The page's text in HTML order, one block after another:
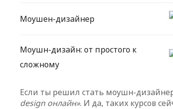
Моушен-дизайнер
Моушн-дизайн: от простого к
сложному
Если ты решил стать моушн-
design онлайн». И да, таких курсов